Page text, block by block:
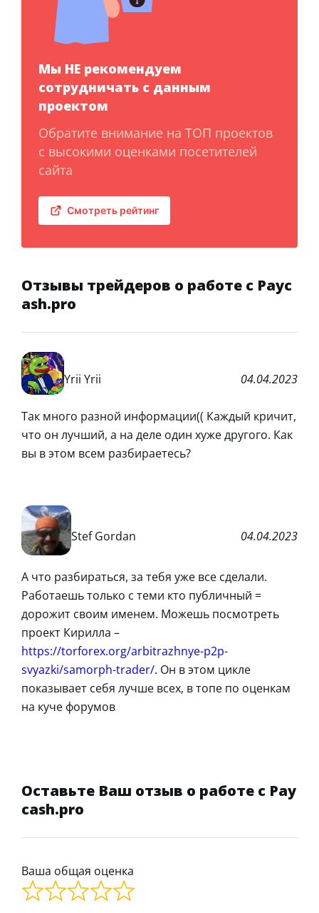
Мы НЕ рекомендуем
сотрудничать с данным
проектом
Обратите внимание на ТОП проектов
с высокими оценками посетителей
сайта
Смотреть рейтинг
Отзывы трейдеров о работе с Payc
ash.pro
Yrii Yrii 04.04.2023
Так много разной информации(( Каждый кричит,
что он лучший, а на деле один хуже другого. Как
вы в этом всем разбираетесь?
Stef Gordan 04.04.2023
А что разбираться, за тебя уже все сделали.
Работаешь только с теми кто публичный =
дорожит своим именем. Можешь посмотреть
проект Кирилла –
https://torforex.org/arbitrazhnye-p2p-
svyazki/samorph-trader/. Он в этом цикле
показывает себя лучше всех, в топе по оценкам
на куче форумов
Оставьте Ваш отзыв о работе с Pay
cash.pro
Ваша общая оценка